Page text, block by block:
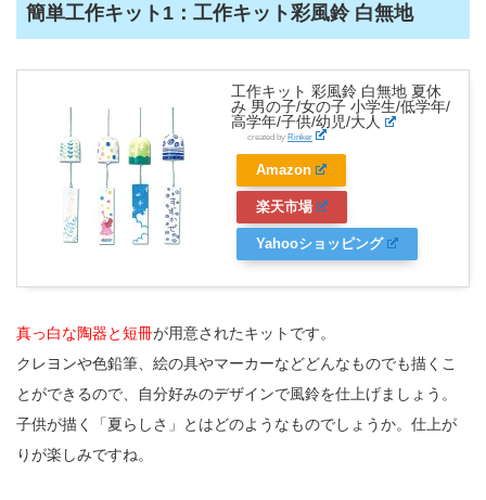
簡単工作キット1：工作キット彩風鈴 白無地
工作キット 彩風鈴 白無地 夏休
み 男の子/女の子 小学生/低学年/
高学年/子供/幼児/大人
created by Rinker
Amazon
楽天市場
Yahooショッピング
真っ白な陶器と短冊が用意されたキットです。
クレヨンや色鉛筆、絵の具やマーカーなどどんなものでも描くこ
とができるので、自分好みのデザインで風鈴を仕上げましょう。
子供が描く「夏らしさ」とはどのようなものでしょうか。仕上が
りが楽しみですね。